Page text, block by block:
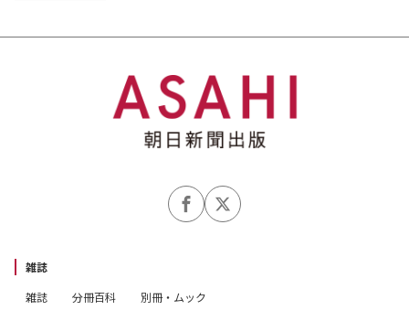
雑誌
雑誌
分冊百科 別冊・ムック